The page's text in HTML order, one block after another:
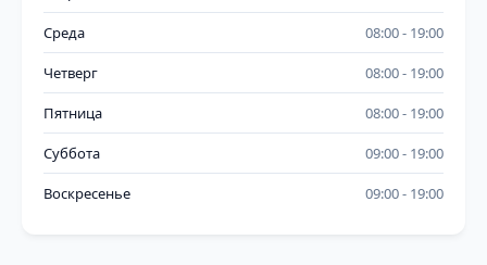
Среда 08:00 19:00
Четверг 08:00 19:00
Пятница 08:00 19:00
Суббота 09:00 19:00
Воскресенье 09:00 19:00